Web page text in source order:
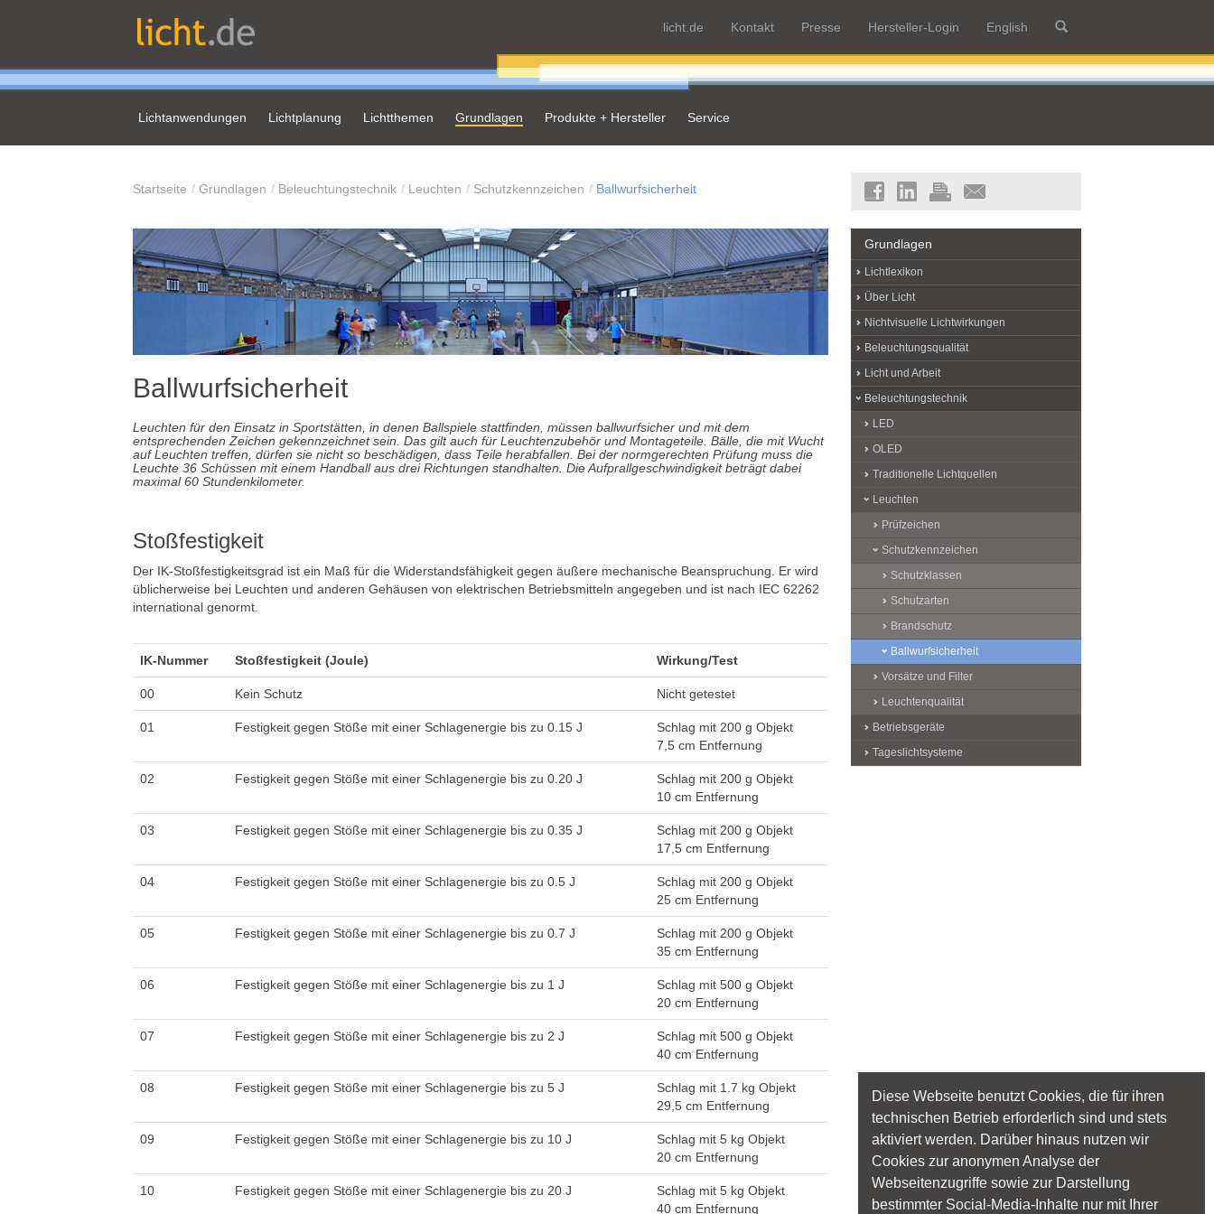
licht.de Kontakt Presse Hersteller-Login English
Lichtanwendungen Lichtplanung Lichtthemen Grundlagen Produkte + Hersteller Service
Startseite Grundlagen Beleuchtungstechnik Leuchten Schutzkennzeichen Ballwurfsicherheit
Ballwurfsicherheit
Leuchten für den Einsatz in Sportstätten, in denen Ballspiele stattfinden, müssen ballwurfsicher und mit dem
entsprechenden Zeichen gekennzeichnet sein. Das gilt auch für Leuchtenzubehör und Montageteile. Bälle, die mit Wucht
auf Leuchten treffen, dürfen sie nicht so beschädigen, dass Teile herabfallen. Bei der normgerechten Prüfung muss die
Leuchte 36 Schüssen mit einem Handball aus drei Richtungen standhalten. Die Aufprallgeschwindigkeit beträgt dabei
maximal 60 Stundenkilometer.
Stoßfestigkeit
Der IK-Stoßfestigkeitsgrad ist ein Maß für die Widerstandsfähigkeit gegen äußere mechanische Beanspruchung. Er wird
üblicherweise bei Leuchten und anderen Gehäusen von elektrischen Betriebsmitteln angegeben und ist nach IEC 62262
international genormt.
IK-Nummer Stoßfestigkeit (Joule) Wirkung/Test
00 Kein Schutz Nicht getestet
01 Festigkeit gegen Stöße mit einer Schlagenergie bis zu 0.15 J
Schlag mit 200 g Objekt
7,5 cm Entfernung
02 Festigkeit gegen Stöße mit einer Schlagenergie bis zu 0.20 J
Schlag mit 200 g Objekt
10 cm Entfernung
03 Festigkeit gegen Stöße mit einer Schlagenergie bis zu 0.35 J
Schlag mit 200 g Objekt
17,5 cm Entfernung
04 Festigkeit gegen Stöße mit einer Schlagenergie bis zu 0.5 J
Schlag mit 200 g Objekt
25 cm Entfernung
05 Festigkeit gegen Stöße mit einer Schlagenergie bis zu 0.7 J
Schlag mit 200 g Objekt
35 cm Entfernung
06 Festigkeit gegen Stöße mit einer Schlagenergie bis zu 1 J
Schlag mit 500 g Objekt
20 cm Entfernung
07 Festigkeit gegen Stöße mit einer Schlagenergie bis zu 2 J
Schlag mit 500 g Objekt
40 cm Entfernung
08 Festigkeit gegen Stöße mit einer Schlagenergie bis zu 5 J
Schlag mit 1.7 kg Objekt
29,5 cm Entfernung
09 Festigkeit gegen Stöße mit einer Schlagenergie bis zu 10 J
Schlag mit 5 kg Objekt
20 cm Entfernung
10 Festigkeit gegen Stöße mit einer Schlagenergie bis zu 20 J
Schlag mit 5 kg Objekt
40 cm Entfernung
Grundlagen
Lichtlexikon
Über Licht
Nichtvisuelle Lichtwirkungen
Beleuchtungsqualität
Licht und Arbeit
Beleuchtungstechnik
LED
OLED
Traditionelle Lichtquellen
Leuchten
Prüfzeichen
Schutzkennzeichen
Schutzklassen
Schutzarten
Brandschutz
Ballwurfsicherheit
Vorsätze und Filter
Leuchtenqualität
Betriebsgeräte
Tageslichtsysteme
Diese Webseite benutzt Cookies, die für ihren
technischen Betrieb erforderlich sind und stets
aktiviert werden. Darüber hinaus nutzen wir
Cookies zur anonymen Analyse der
Webseitenzugriffe sowie zur Darstellung
bestimmter Social-Media-Inhalte nur mit Ihrer